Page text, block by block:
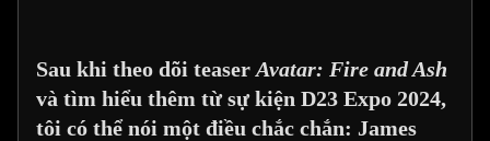
Sau khi theo dõi teaser Avatar: Fire and Ash
và tìm hiểu thêm từ sự kiện D23 Expo 2024,
tôi có thể nói một điều chắc chắn: James